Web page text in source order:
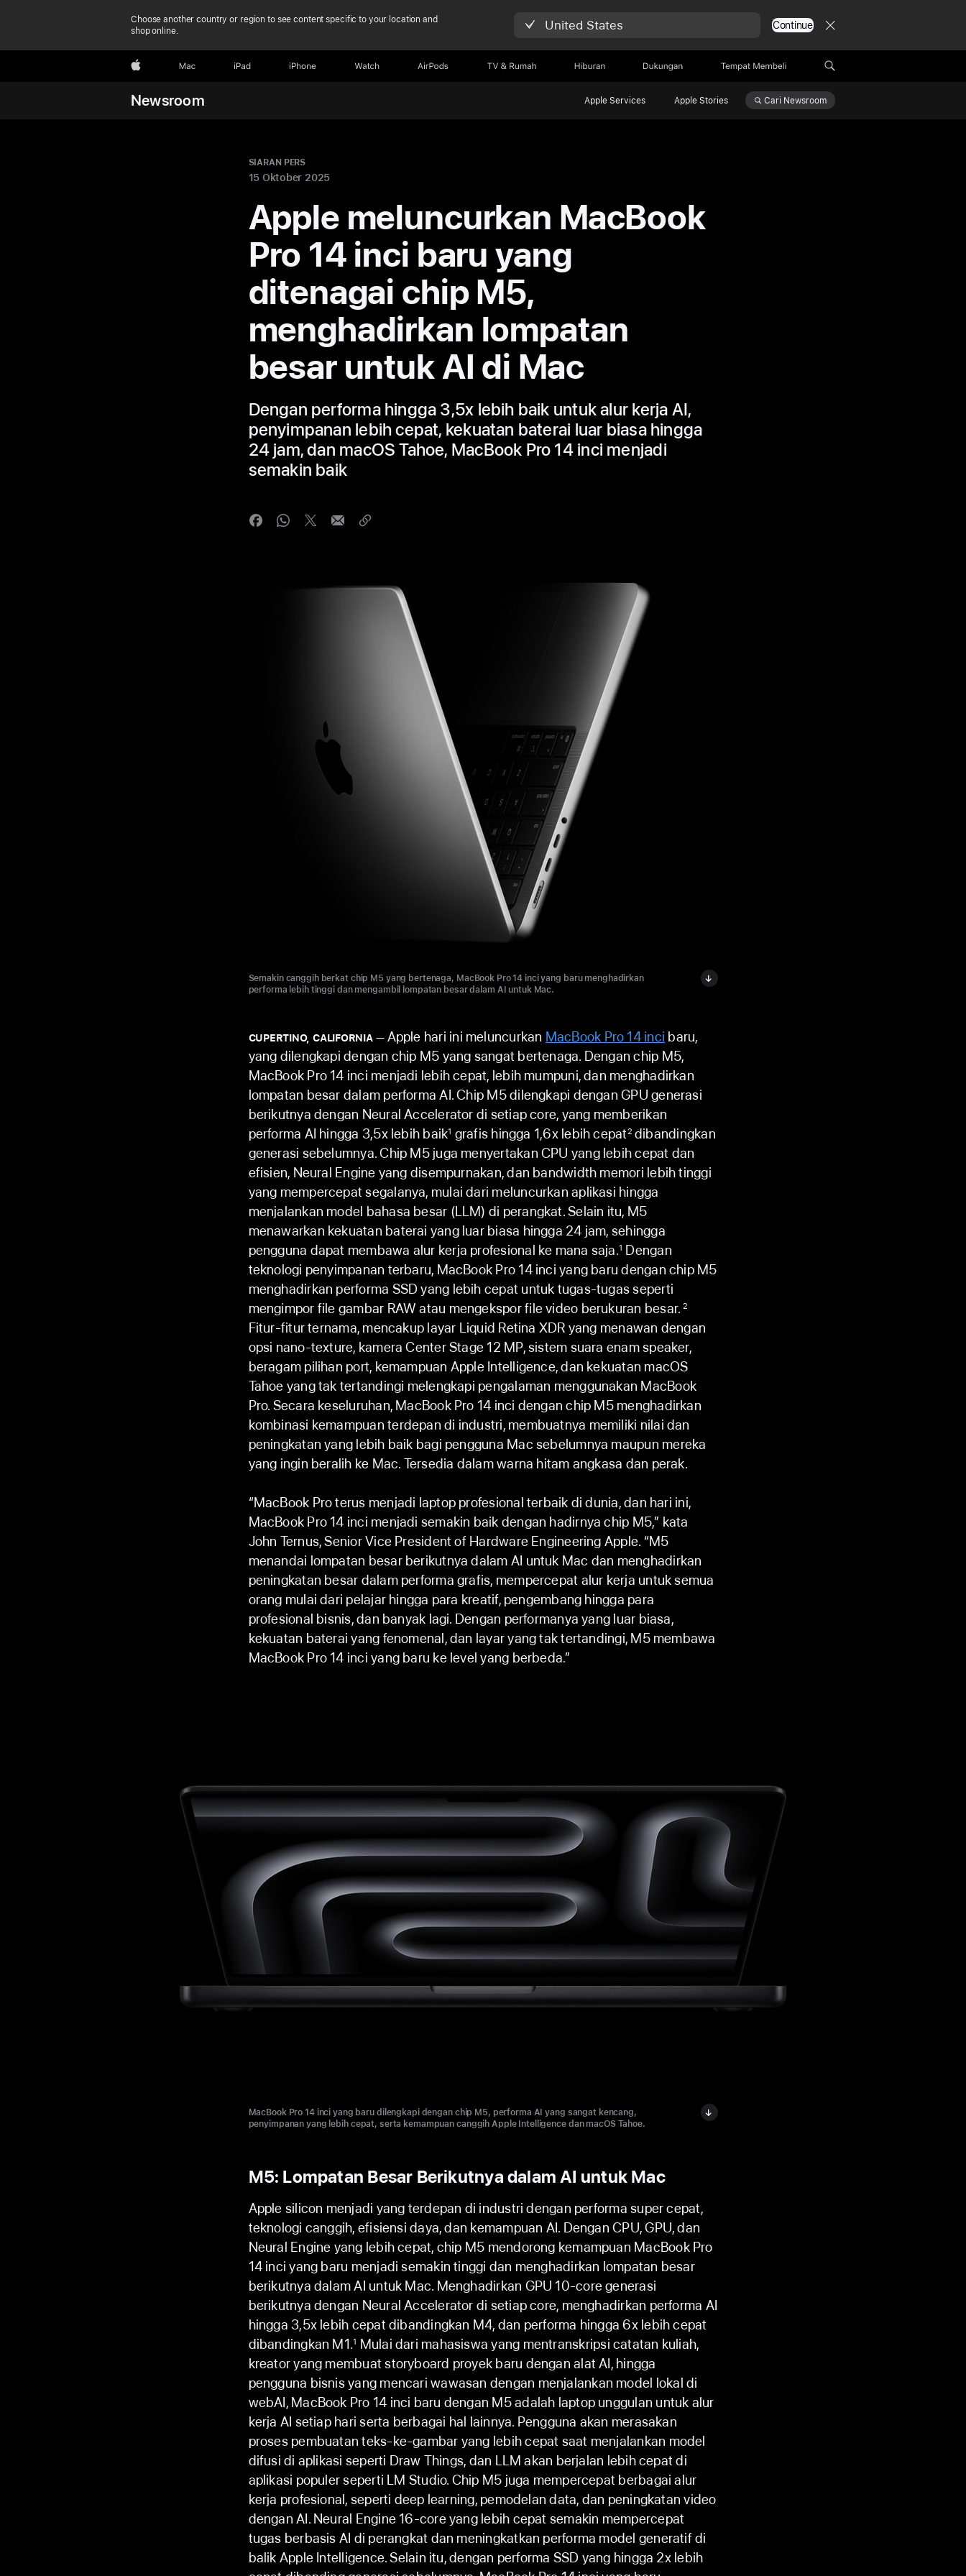
Choose another country or region to see content specific to your location and
shop online.
United States Continue
Apple Mac iPad iPhone Watch AirPods TV & Rumah Hiburan Dukungan Tempat Membeli
Newsroom Apple Services Apple Stories Cari Newsroom
SIARAN PERS
15 Oktober 2025
Apple meluncurkan MacBook
Pro 14 inci baru yang
ditenagai chip M5,
menghadirkan lompatan
besar untuk AI di Mac
Dengan performa hingga 3,5x lebih baik untuk alur kerja AI,
penyimpanan lebih cepat, kekuatan baterai luar biasa hingga
24 jam, dan macOS Tahoe, MacBook Pro 14 inci menjadi
semakin baik
Semakin canggih berkat chip M5 yang bertenaga, MacBook Pro 14 inci yang baru menghadirkan
performa lebih tinggi dan mengambil lompatan besar dalam AI untuk Mac.
CUPERTINO, CALIFORNIA Apple hari ini meluncurkan MacBook Pro 14 inci baru,
yang dilengkapi dengan chip M5 yang sangat bertenaga. Dengan chip M5,
MacBook Pro 14 inci menjadi lebih cepat, lebih mumpuni, dan menghadirkan
lompatan besar dalam performa AI. Chip M5 dilengkapi dengan GPU generasi
berikutnya dengan Neural Accelerator di setiap core, yang memberikan
performa AI hingga 3,5x lebih baik1 grafis hingga 1,6x lebih cepat2dibandingkan
generasi sebelumnya. Chip M5 juga menyertakan CPU yang lebih cepat dan
efisien, Neural Engine yang disempurnakan, dan bandwidth memori lebih tinggi
yang mempercepat segalanya, mulai dari meluncurkan aplikasi hingga
menjalankan model bahasa besar (LLM) di perangkat. Selain itu, M5
menawarkan kekuatan baterai yang luar biasa hingga 24 jam, sehingga
pengguna dapat membawa alur kerja profesional ke mana saja.1 Dengan
teknologi penyimpanan terbaru, MacBook Pro 14 inci yang baru dengan chip M5
menghadirkan performa SSD yang lebih cepat untuk tugas-tugas seperti
mengimpor file gambar RAW atau mengekspor file video berukuran besar.2
Fitur-fitur ternama, mencakup layar Liquid Retina XDR yang menawan dengan
opsi nano-texture, kamera Center Stage 12 MP, sistem suara enam speaker,
beragam pilihan port, kemampuan Apple Intelligence, dan kekuatan macOS
Tahoe yang tak tertandingi melengkapi pengalaman menggunakan MacBook
Pro. Secara keseluruhan, MacBook Pro 14 inci dengan chip M5 menghadirkan
kombinasi kemampuan terdepan di industri, membuatnya memiliki nilai dan
peningkatan yang lebih baik bagi pengguna Mac sebelumnya maupun mereka
yang ingin beralih ke Mac. Tersedia dalam warna hitam angkasa dan perak.
“MacBook Pro terus menjadi laptop profesional terbaik di dunia, dan hari ini,
MacBook Pro 14 inci menjadi semakin baik dengan hadirnya chip M5,” kata
John Ternus, Senior Vice President of Hardware Engineering Apple. “M5
menandai lompatan besar berikutnya dalam AI untuk Mac dan menghadirkan
peningkatan besar dalam performa grafis, mempercepat alur kerja untuk semua
orang mulai dari pelajar hingga para kreatif, pengembang hingga para
profesional bisnis, dan banyak lagi. Dengan performanya yang luar biasa,
kekuatan baterai yang fenomenal, dan layar yang tak tertandingi, M5 membawa
MacBook Pro 14 inci yang baru ke level yang berbeda.”
MacBook Pro 14 inci yang baru dilengkapi dengan chip M5, performa AI yang sangat kencang,
penyimpanan yang lebih cepat, serta kemampuan canggih Apple Intelligence dan macOS Tahoe.
M5: Lompatan Besar Berikutnya dalam AI untuk Mac
Apple silicon menjadi yang terdepan di industri dengan performa super cepat,
teknologi canggih, efisiensi daya, dan kemampuan AI. Dengan CPU, GPU, dan
Neural Engine yang lebih cepat, chip M5 mendorong kemampuan MacBook Pro
14 inci yang baru menjadi semakin tinggi dan menghadirkan lompatan besar
berikutnya dalam AI untuk Mac. Menghadirkan GPU 10-core generasi
berikutnya dengan Neural Accelerator di setiap core, menghadirkan performa AI
hingga 3,5x lebih cepat dibandingkan M4, dan performa hingga 6x lebih cepat
dibandingkan M1.1 Mulai dari mahasiswa yang mentranskripsi catatan kuliah,
kreator yang membuat storyboard proyek baru dengan alat AI, hingga
pengguna bisnis yang mencari wawasan dengan menjalankan model lokal di
webAI, MacBook Pro 14 inci baru dengan M5 adalah laptop unggulan untuk alur
kerja AI setiap hari serta berbagai hal lainnya. Pengguna akan merasakan
proses pembuatan teks-ke-gambar yang lebih cepat saat menjalankan model
difusi di aplikasi seperti Draw Things, dan LLM akan berjalan lebih cepat di
aplikasi populer seperti LM Studio. Chip M5 juga mempercepat berbagai alur
kerja profesional, seperti deep learning, pemodelan data, dan peningkatan video
dengan AI. Neural Engine 16-core yang lebih cepat semakin mempercepat
tugas berbasis AI di perangkat dan meningkatkan performa model generatif di
balik Apple Intelligence. Selain itu, dengan performa SSD yang hingga 2x lebih